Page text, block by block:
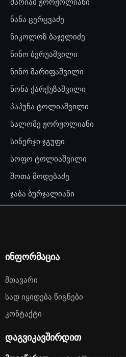
ნანა ცერცვაძე
ნიკოლოზ ბაჯელიძე
ნინო ბერუაშვილი
ნინო შარიფაშვილი
ნონა ქარქუზაშვილი
პაპუნა ტოლიაშვილი
სალომე ჟორჟოლიანი
სინერჯი ჯგუფი
სოფო ტოლიაშვილი
შოთა მოდებაძე
ჯაბა ბურჯალიანი
ინფორმაცია
Მთავარი
Სად Იყიდება Წიგნები
Კონტაქტი
დაგვიკავშირდით